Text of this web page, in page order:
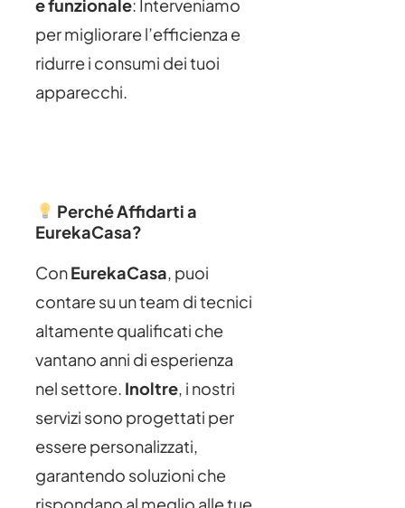
e funzionale: Interveniamo
per migliorare l’efficienza e
ridurre i consumi dei tuoi
apparecchi.
Perché Affidarti a
EurekaCasa?
ConEurekaCasa, puoi
contare su un team di tecnici
altamente qualificati che
vantano anni di esperienza
nel settore. Inoltre, i nostri
servizi sono progettati per
essere personalizzati,
garantendo soluzioni che
rispondano al meglio alle tue